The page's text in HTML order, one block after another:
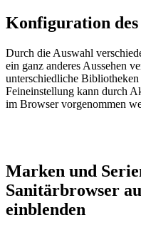
Konfiguration des
Durch die Auswahl
ein ganz anderes Aussehen
unterschiedliche
Feineinstellung kann durch
im Browser vorgenommen
Marken und
Sanitärbrowser
einblenden